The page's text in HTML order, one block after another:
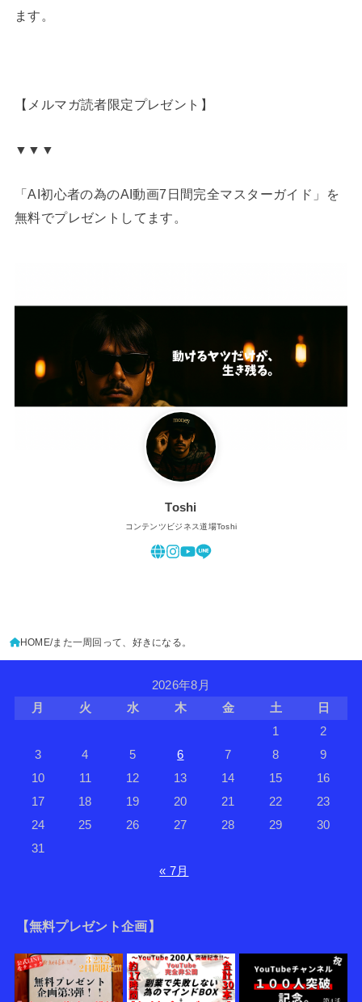
ます。
【メルマガ読者限定プレゼント】
▼▼▼
「AI初心者の為のAI動画7日間完全マスターガイド」を
無料でプレゼントしてます。
Toshi
コンテンツビジネス道場Toshi
HOME また一周回って、好きになる。
2026年8月
月
火 水 木 金 土
日
1
2
3
4 5 6 7 8
9
10
11 12 13 14 15
16
17
18 19 20 21 22
23
24
25 26 27 28 29
30
31
« 7月
【無料プレゼント企画】